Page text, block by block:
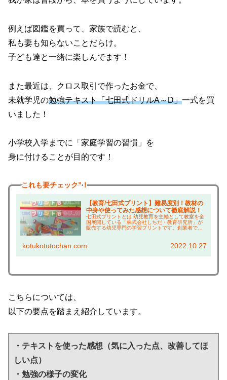
例えば図鑑を買って、家族で読むと、
私も妻も知らないことだらけ。
子ども達と一緒に楽しんでます！
また最近は、クロス取引で作ったお金で、
未就学児の勉強テキスト「七田式ドリルA～D」一式を買
いました！
小学校入学までに「家庭学習の習慣」を
身に付けることが目的です！
これも要チェック”！
【教育/七田式プリント】難易度別！教材の
中身や使ってみた感想について徹底解説！
七田式プリントとは 幼児教育を主軸として教室を全
国展開している「株式会社しちだ・教育研究所」が
販売する幼児専門の学習プリントです。創業者であ
です。...
kotukotutochan.com 2022.10.27
こちらについては、
以下の要点を踏まえ紹介しています。
・テキストを使った感想（気に入った点、改善してほ
しい点）
・勉強の様子の変化